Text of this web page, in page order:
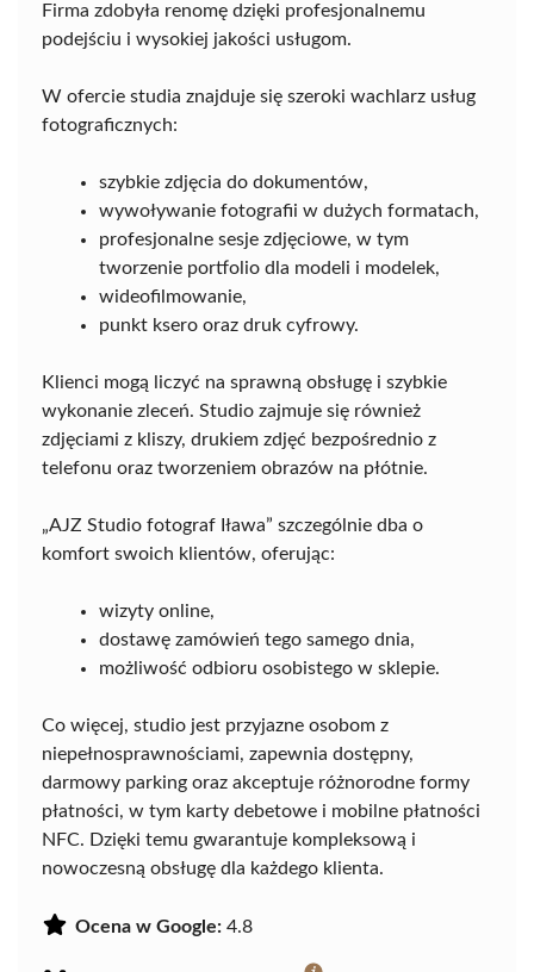
Firma zdobyła renomę dzięki profesjonalnemu
podejściu i wysokiej jakości usługom.
W ofercie studia znajduje się szeroki wachlarz usług
fotograficznych:
szybkie zdjęcia do dokumentów,
wywoływanie fotografii w dużych formatach,
profesjonalne sesje zdjęciowe, w tym
tworzenie portfolio dla modeli i modelek,
wideofilmowanie,
punkt ksero oraz druk cyfrowy.
Klienci mogą liczyć na sprawną obsługę i szybkie
wykonanie zleceń. Studio zajmuje się również
zdjęciami z kliszy, drukiem zdjęć bezpośrednio z
telefonu oraz tworzeniem obrazów na płótnie.
„AJZ Studio fotograf Iława” szczególnie dba o
komfort swoich klientów, oferując:
wizyty online,
dostawę zamówień tego samego dnia,
możliwość odbioru osobistego w sklepie.
Co więcej, studio jest przyjazne osobom z
niepełnosprawnościami, zapewnia dostępny,
darmowy parking oraz akceptuje różnorodne formy
płatności, w tym karty debetowe i mobilne płatności
NFC. Dzięki temu gwarantuje kompleksową i
nowoczesną obsługę dla każdego klienta.
Ocena w Google: 4.8